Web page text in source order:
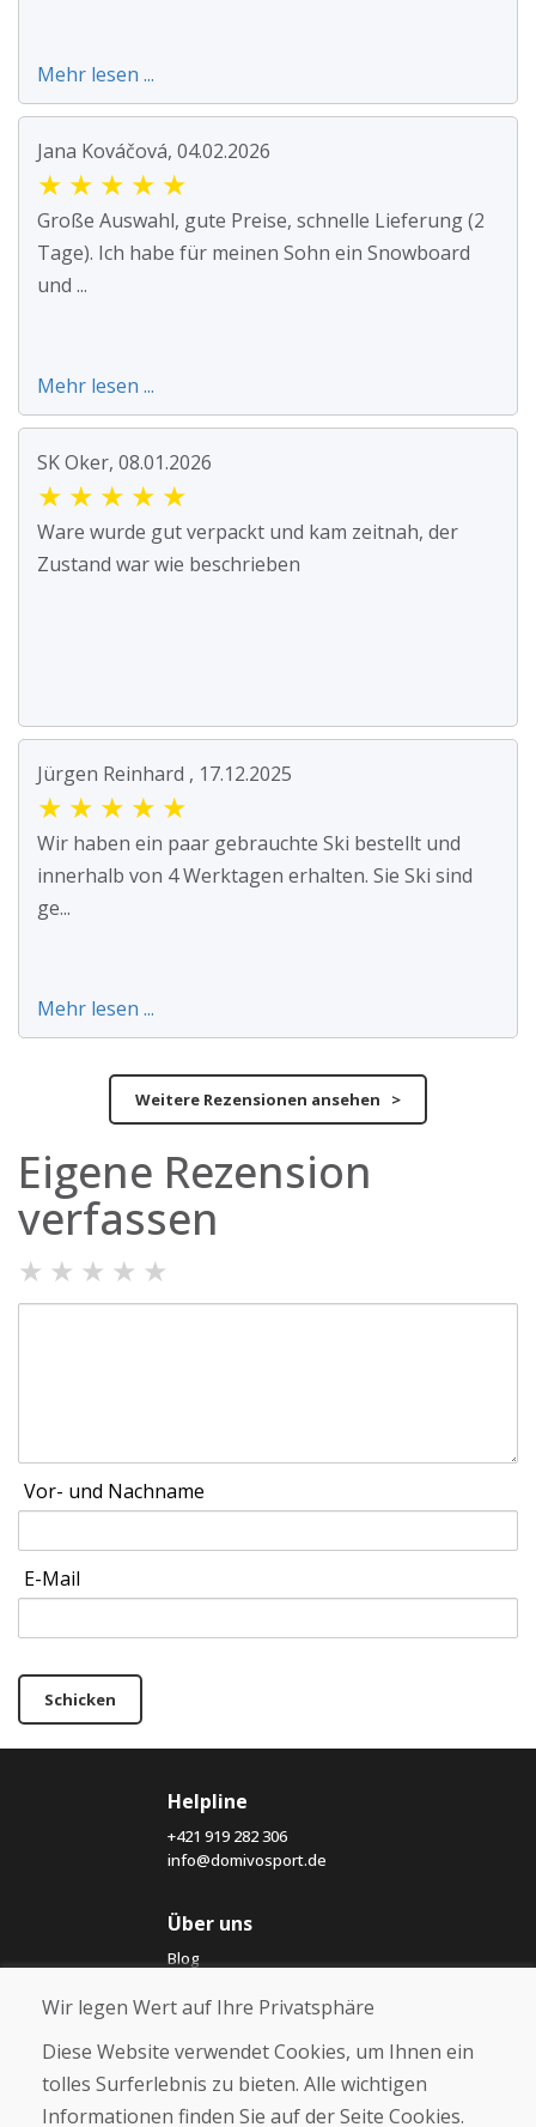
Mehr lesen ...
Jana Kováčová, 04.02.2026
★ ★ ★ ★ ★
Große Auswahl, gute Preise, schnelle Lieferung (2
Tage). Ich habe für meinen Sohn ein Snowboard
und ...
Mehr lesen ...
SK Oker, 08.01.2026
★ ★ ★ ★ ★
Ware wurde gut verpackt und kam zeitnah, der
Zustand war wie beschrieben
Jürgen Reinhard , 17.12.2025
★ ★ ★ ★ ★
Wir haben ein paar gebrauchte Ski bestellt und
innerhalb von 4 Werktagen erhalten. Sie Ski sind
ge...
Mehr lesen ...
Weitere Rezensionen ansehen >
Eigene Rezension
verfassen
★ ★ ★ ★ ★
Vor- und Nachname
E-Mail
Schicken
Helpline
+421 919 282 306
info@domivosport.de
Über uns
Blog
Geschäft
Kaufen
Wir legen Wert auf Ihre Privatsphäre
Diese Website verwendet Cookies, um Ihnen ein
tolles Surferlebnis zu bieten. Alle wichtigen
Informationen finden Sie auf der Seite Cookies.